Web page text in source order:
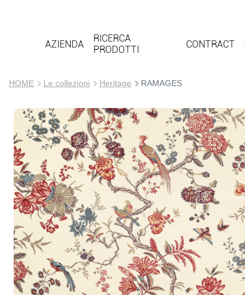
AZIENDA
RICERCA
PRODOTTI
CONTRACT
HOME Le collezioni Heritage RAMAGES